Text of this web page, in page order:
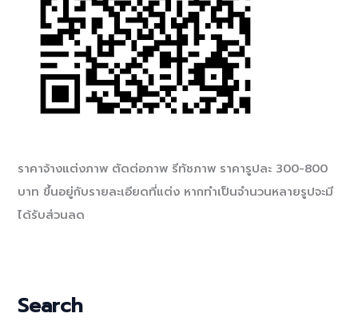
ราคาจ้างแต่งภาพ ตัดต่อภาพ รีทัชภาพ ราคารูปละ 300-800
บาท ขึ้นอยู่กับรายละเอียดที่แต่ง หากทำเป็นจำนวนหลายรูปจะมี
ได้รับส่วนลด
Search